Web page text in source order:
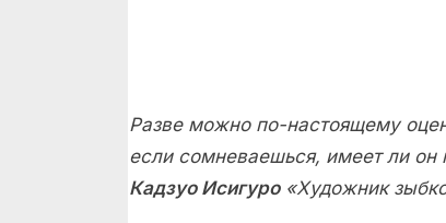
Разве можно по-настоящему
если сомневаешься, имеет ли он
Кадзуо Исигуро«Художник